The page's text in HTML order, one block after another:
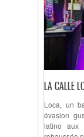
LA CALLE
Loca, un
évasion
latino aux